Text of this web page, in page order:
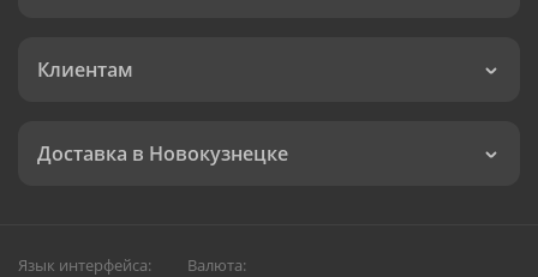
Клиентам
Доставка в Новокузнецке
Язык интерфейса: Валюта: